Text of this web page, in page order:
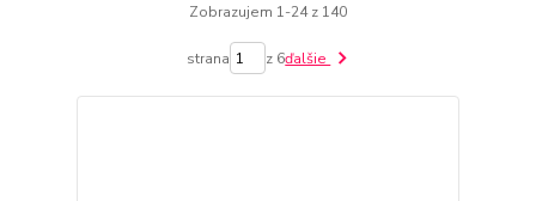
Zobrazujem 1-24 z 140
strana z 6ďalšie